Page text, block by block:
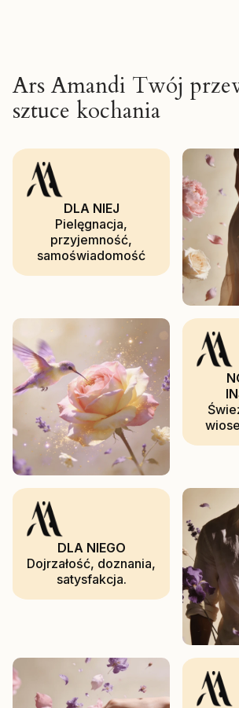
Ars Amandi Twój
sztuce kochania
DLA NIEJ
Pielęgnacja,
przyjemność,
samoświadomość
DLA NIEGO
Dojrzałość, doznania,
satysfakcja.